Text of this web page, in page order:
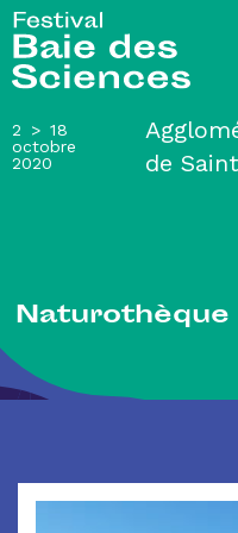
2 > 18
octobre
2020
de